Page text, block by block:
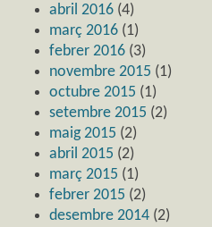
abril 2016 (4)
març 2016 (1)
febrer 2016 (3)
novembre 2015 (1)
octubre 2015 (1)
setembre 2015 (2)
maig 2015 (2)
abril 2015 (2)
març 2015 (1)
febrer 2015 (2)
desembre 2014 (2)